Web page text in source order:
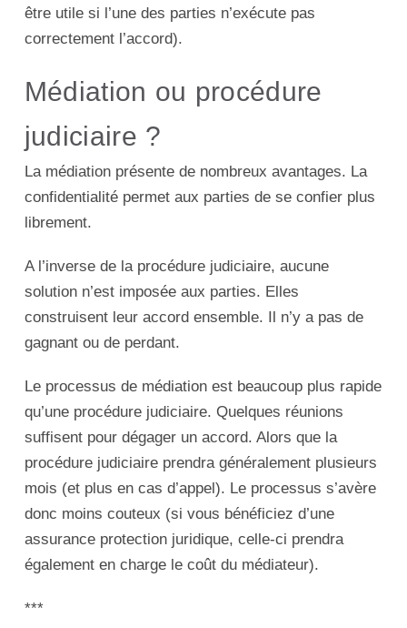
être utile si l’une des parties n’exécute pas
correctement l’accord).
Médiation ou procédure
judiciaire ?
La médiation présente de nombreux avantages. La
confidentialité permet aux parties de se confier plus
librement.
A l’inverse de la procédure judiciaire, aucune
solution n’est imposée aux parties. Elles
construisent leur accord ensemble. Il n’y a pas de
gagnant ou de perdant.
Le processus de médiation est beaucoup plus rapide
qu’une procédure judiciaire. Quelques réunions
suffisent pour dégager un accord. Alors que la
procédure judiciaire prendra généralement plusieurs
mois (et plus en cas d’appel). Le processus s’avère
donc moins couteux (si vous bénéficiez d’une
assurance protection juridique, celle-ci prendra
également en charge le coût du médiateur).
***